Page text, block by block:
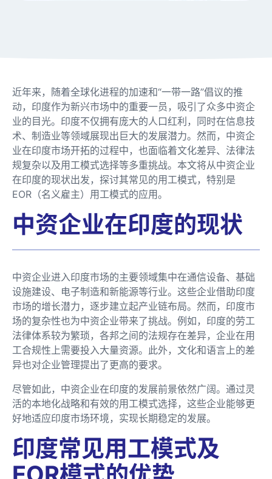
近年来，随着全球化进程的加速和“一带一路”倡议的推
动，印度作为新兴市场中的重要一员，吸引了众多中资企
业的目光。印度不仅拥有庞大的人口红利，同时在信息技
术、制造业等领域展现出巨大的发展潜力。然而，中资企
业在印度市场开拓的过程中，也面临着文化差异、法律法
规复杂以及用工模式选择等多重挑战。本文将从中资企业
在印度的现状出发，探讨其常见的用工模式，特别是
EOR（名义雇主）用工模式的应用。
中资企业在印度的现状
中资企业进入印度市场的主要领域集中在通信设备、基础
设施建设、电子制造和新能源等行业。这些企业借助印度
市场的增长潜力，逐步建立起产业链布局。然而，印度市
场的复杂性也为中资企业带来了挑战。例如，印度的劳工
法律体系较为繁琐，各邦之间的法规存在差异，企业在用
工合规性上需要投入大量资源。此外，文化和语言上的差
异也对企业管理提出了更高的要求。
尽管如此，中资企业在印度的发展前景依然广阔。通过灵
活的本地化战略和有效的用工模式选择，这些企业能够更
好地适应印度市场环境，实现长期稳定的发展。
印度常见用工模式及